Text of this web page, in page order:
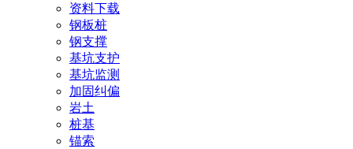
资料下载
钢板桩
钢支撑
基坑支护
基坑监测
加固纠偏
岩土
桩基
锚索